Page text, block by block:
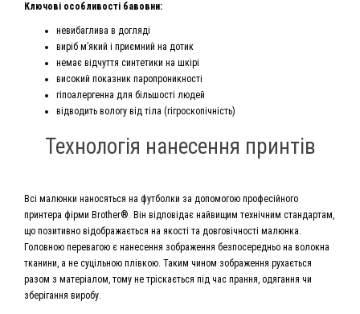
Ключові особливості бавовни:
невибаглива в догляді
виріб м’який і приємний на дотик
немає відчуття синтетики на шкірі
високий показник паропроникності
гіпоалергенна для більшості людей
відводить вологу від тіла (гігроскопічність)
Технологія нанесення принтів
Всі малюнки наносяться на футболки за допомогою професійного
принтера фірми Brother®. Він відповідає найвищим технічним стандартам,
що позитивно відображається на якості та довговічності малюнка.
Головною перевагою є нанесення зображення безпосередньо на волокна
тканини, а не суцільною плівкою. Таким чином зображення рухається
разом з матеріалом, тому не тріскається під час прання, одягання чи
зберігання виробу.